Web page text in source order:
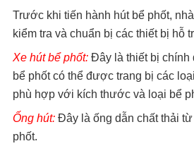
Trước khi tiến hành hút bể phốt,
kiểm tra và chuẩn bị các thiết bị hỗ
Xe hút bể phốt:Đây là thiết bị chính
bể phốt có thể được trang bị các
phù hợp với kích thước và loại bể
Ống hút:Đây là ống dẫn chất thải từ
phốt.